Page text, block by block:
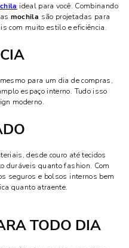
ideal para você. Combinando
mochila são projetadas para
com muito estilo e eficiência.
para um dia de compras,
espaço interno. Tudo isso
moderno.
desde couro até tecidos
duráveis quanto fashion. Com
seguros e bolsos internos bem
quanto atraente.
TODO DIA